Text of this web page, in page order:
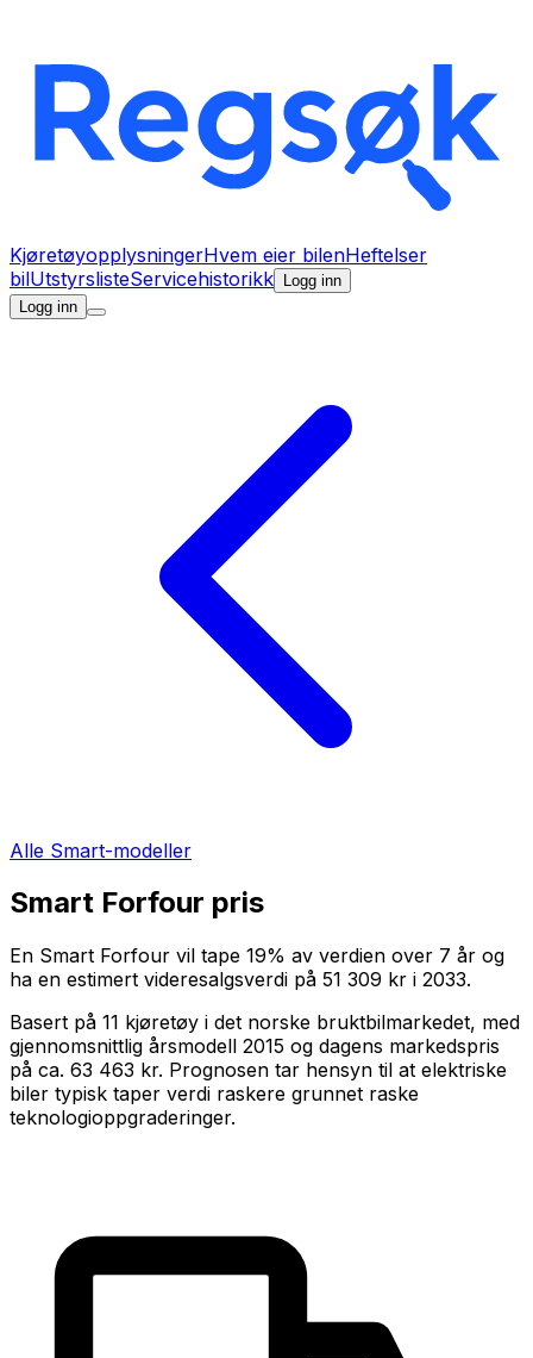
KjøretøyopplysningerHvem eier bilenHeftelser
bilUtstyrslisteServicehistorikk Logg inn
Logg inn
Alle Smart-modeller
Smart Forfour pris
En Smart Forfour vil tape 19% av verdien over 7 år og
ha en estimert videresalgsverdi på 51 309 kr i 2033.
Basert på 11 kjøretøy i det norske bruktbilmarkedet, med
gjennomsnittlig årsmodell 2015 og dagens markedspris
på ca. 63 463 kr. Prognosen tar hensyn til at elektriske
biler typisk taper verdi raskere grunnet raske
teknologioppgraderinger.